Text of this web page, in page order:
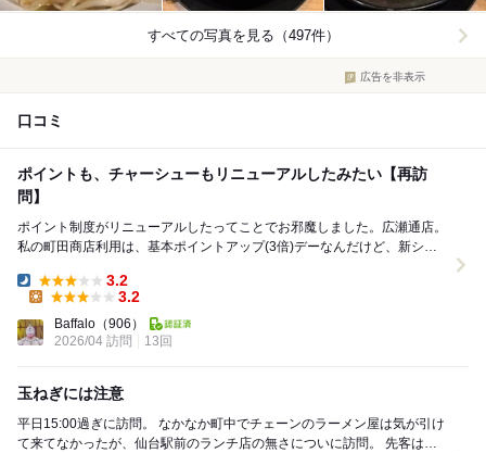
すべての写真を見る（497件）
広告を非表示
口コミ
ポイントも、チャーシューもリニューアルしたみたい【再訪
問】
ポイント制度がリニューアルしたってことでお邪魔しました。広瀬通店。
私の町田商店利用は、基本ポイントアップ(3倍)デーなんだけど、新シス
Dinner:
3.2
3.2
Baffalo （906）
2026/04 訪問
13回
玉ねぎには注意
平日15:00過ぎに訪問。 なかなか町中でチェーンのラーメン屋は気が引け
て来てなかったが、仙台駅前のランチ店の無さについに訪問。 先客は二